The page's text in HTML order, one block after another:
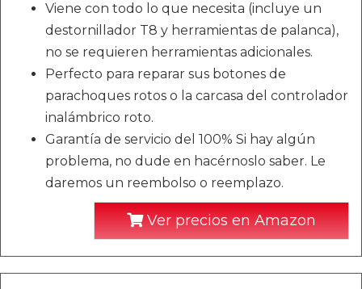
Viene con todo lo que necesita (incluye un
destornillador T8 y herramientas de palanca),
no se requieren herramientas adicionales.
Perfecto para reparar sus botones de
parachoques rotos o la carcasa del controlador
inalámbrico roto.
Garantía de servicio del 100% Si hay algún
problema, no dude en hacérnoslo saber. Le
daremos un reembolso o reemplazo.
Ver precios en Amazon